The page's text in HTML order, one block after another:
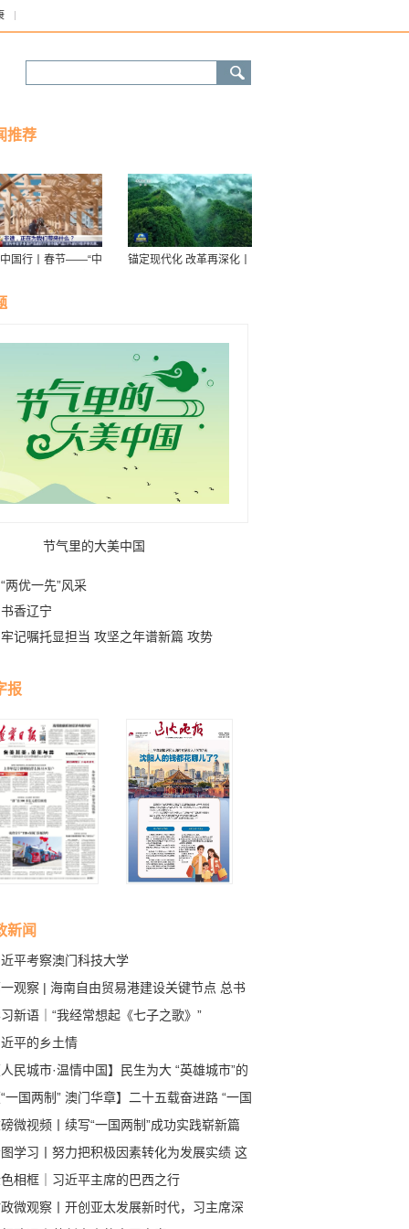
推荐
国行丨春节——“中
有何内涵
锚定现代化 改革再深化丨
节气里的大美中国
“两优一先”风采
书香辽宁
牢记嘱托显担当 攻坚之年谱新篇 攻势
报
新闻
平考察澳门科技大学
观察 | 海南自由贸易港建设关键节点 总书
出新部署
新语｜“我经常想起《七子之歌》”
平的乡土情
人民城市·温情中国】民生为大 “英雄城市”的
底色
“一国两制” 澳门华章】二十五载奋进路 “一国
”谱新篇
微视频丨续写“一国两制”成功实践崭新篇
学习丨努力把积极因素转化为发展实绩 这
要会议作出部署
相框｜习近平主席的巴西之行
政微观察丨开创亚太发展新时代，习主席深